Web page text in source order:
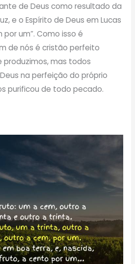
de Deus como resultado da
e o Espírito de Deus em Lucas
um”. Como isso é
de nós é cristão perfeito
mas todos
na perfeição do próprio
purificou de todo pecado.